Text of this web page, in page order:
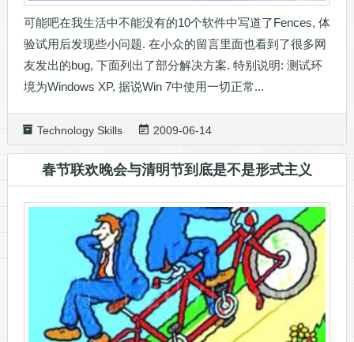
可能吧在我生活中不能没有的10个软件中写道了Fences, 体
验试用后发现些小问题. 在小众的留言里面也看到了很多网
友发出的bug, 下面列出了部分解决方案. 特别说明: 测试环
境为Windows XP, 据说Win 7中使用一切正常...
Technology Skills 2009-06-14
春节联欢晚会与清明节到底是不是形式主义